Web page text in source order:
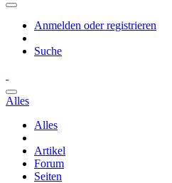
Anmelden oder registrieren
Suche
Alles
Alles
Artikel
Forum
Seiten